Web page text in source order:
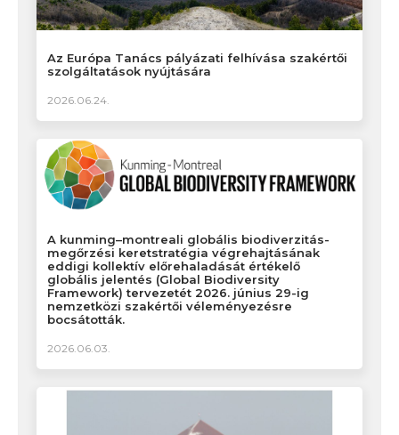
Az Európa Tanács pályázati felhívása szakértői
szolgáltatások nyújtására
2026.06.24.
A kunming–montreali globális biodiverzitás-
megőrzési keretstratégia végrehajtásának
eddigi kollektív előrehaladását értékelő
globális jelentés (Global Biodiversity
Framework) tervezetét 2026. június 29-ig
nemzetközi szakértői véleményezésre
bocsátották.
2026.06.03.